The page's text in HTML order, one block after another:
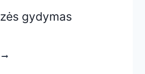
gydymas
PARODONTOZĖS